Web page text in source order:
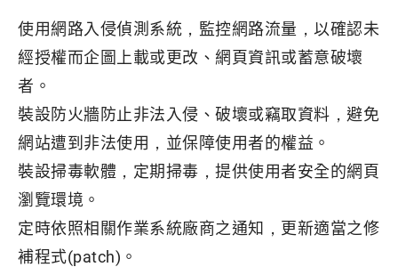
使用網路入侵偵測系統，監控網路流量，以確認未
經授權而企圖上載或更改、網頁資訊或蓄意破壞
者。
裝設防火牆防止非法入侵、破壞或竊取資料，避免
網站遭到非法使用，並保障使用者的權益。
裝設掃毒軟體，定期掃毒，提供使用者安全的網頁
瀏覽環境。
定時依照相關作業系統廠商之通知，更新適當之修
補程式(patch)。